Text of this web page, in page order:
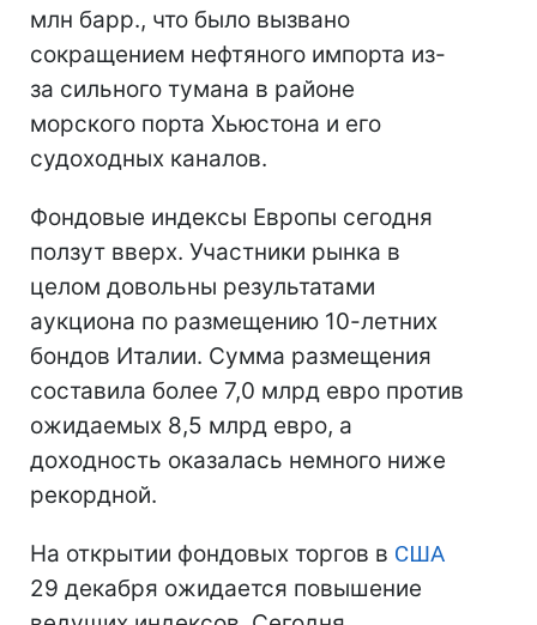
млн барр., что было вызвано
сокращением нефтяного импорта из-
за сильного тумана в районе
морского порта Хьюстона и его
судоходных каналов.
Фондовые индексы Европы сегодня
ползут вверх. Участники рынка в
целом довольны результатами
аукциона по размещению 10-летних
бондов Италии. Сумма размещения
составила более 7,0 млрд евро против
ожидаемых 8,5 млрд евро, а
доходность оказалась немного ниже
рекордной.
На открытии фондовых торгов в США
29 декабря ожидается повышение